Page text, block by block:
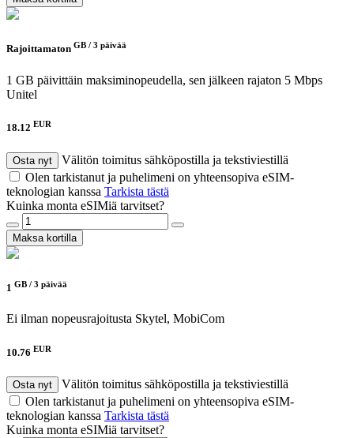
Rajoittamaton GB / 3 päivää
1 GB päivittäin maksiminopeudella, sen jälkeen rajaton 5 Mbps
Unitel
18.12 EUR
Osta nyt
Välitön toimitus sähköpostilla ja tekstiviestillä
Olen tarkistanut ja puhelimeni on yhteensopiva eSIM-
teknologian kanssa Tarkista tästä
Kuinka monta eSIMiä tarvitset?
Maksa kortilla
1 GB / 3 päivää
Ei ilman nopeusrajoitusta Skytel, MobiCom
10.76 EUR
Osta nyt
Välitön toimitus sähköpostilla ja tekstiviestillä
Olen tarkistanut ja puhelimeni on yhteensopiva eSIM-
teknologian kanssa Tarkista tästä
Kuinka monta eSIMiä tarvitset?